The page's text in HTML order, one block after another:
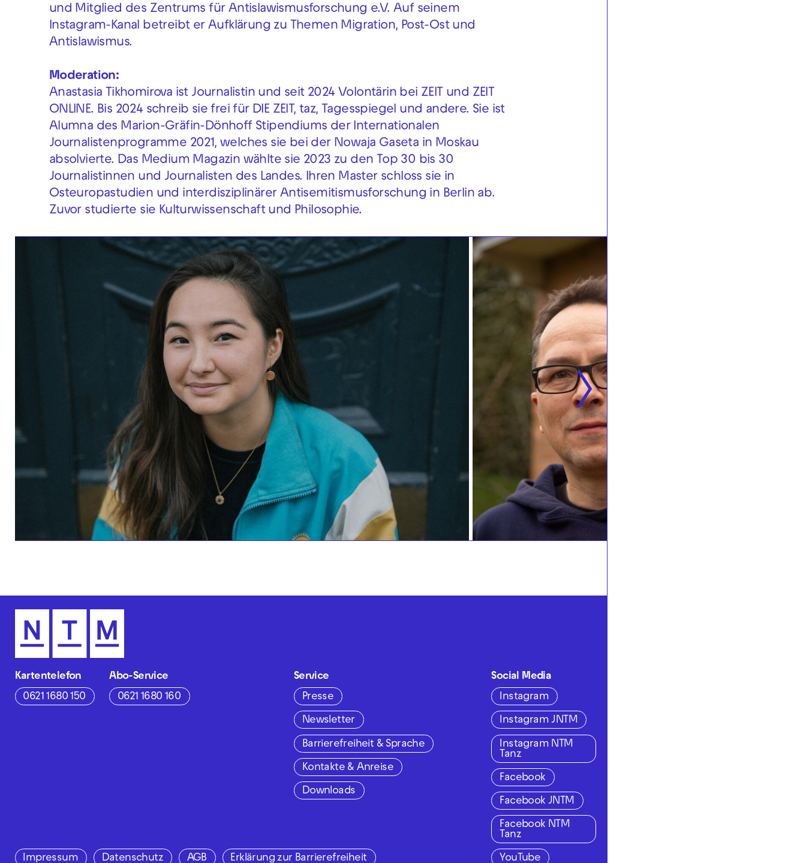
und Mitglied des Zentrums für Antislawismusforschung e.V. Auf seinem
Instagram-Kanal betreibt er Aufklärung zu Themen Migration, Post-Ost und
Antislawismus.
Moderation:
Anastasia Tikhomirova ist Journalistin und seit 2024 Volontärin bei ZEIT und ZEIT
ONLINE. Bis 2024 schreib sie frei für DIE ZEIT, taz, Tagesspiegel und andere. Sie ist
Alumna des Marion-Gräfin-Dönhoff Stipendiums der Internationalen
Journalistenprogramme 2021, welches sie bei der Nowaja Gaseta in Moskau
absolvierte. Das Medium Magazin wählte sie 2023 zu den Top 30 bis 30
Journalistinnen und Journalisten des Landes. Ihren Master schloss sie in
Osteuropastudien und interdisziplinärer Antisemitismusforschung in Berlin ab.
Zuvor studierte sie Kulturwissenschaft und Philosophie.
Kartentelefon
0621 1680 150
Abo-Service
0621 1680 160
Service
Presse
Newsletter
Barrierefreiheit & Sprache
Kontakte & Anreise
Downloads
Social Media
Instagram
Instagram JNTM
Instagram NTM
Tanz
Facebook
Facebook JNTM
Facebook NTM
Tanz
YouTube
Impressum Datenschutz AGB Erklärung zur Barrierefreiheit